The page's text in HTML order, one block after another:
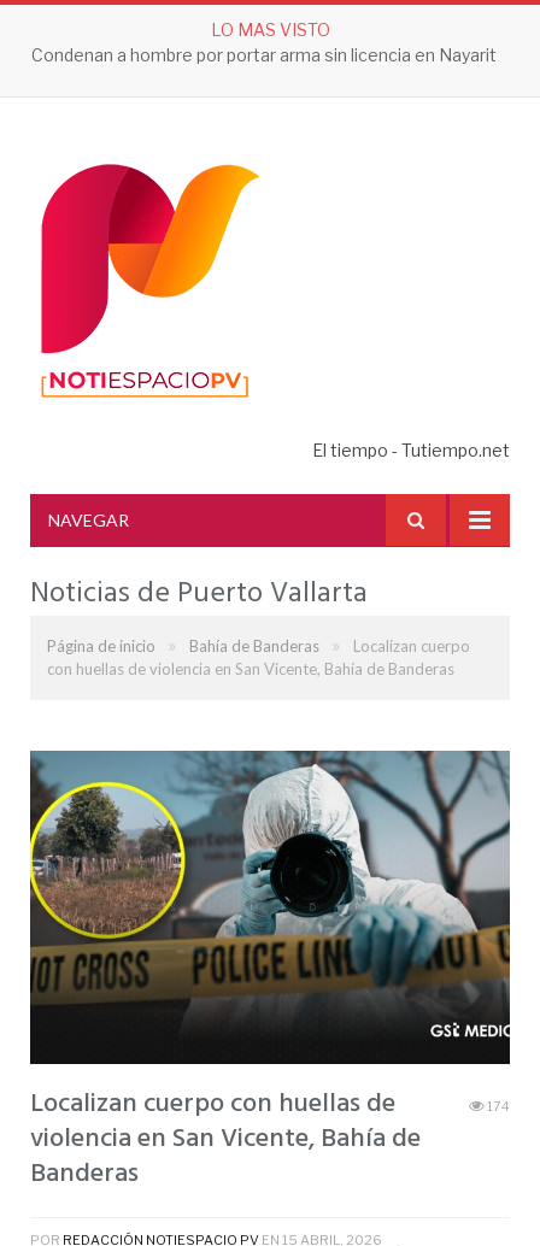
LO MAS VISTO
Condenan a hombre por portar arma sin licencia en Nayarit
El tiempo - Tutiempo.net
NAVEGAR
Noticias de Puerto Vallarta
Página de inicio » Bahía de Banderas »
Localizan cuerpo
con huellas de violencia en San Vicente, Bahía de Banderas
Localizan cuerpo con huellas de
violencia en San Vicente, Bahía de
Banderas
174
POR REDACCIÓN NOTIESPACIO PV EN 15 ABRIL, 2026